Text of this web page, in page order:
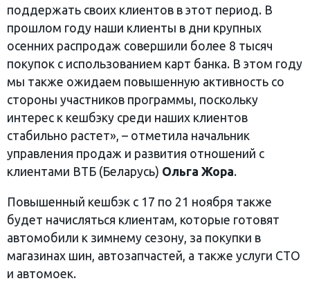
поддержать своих клиентов в этот период. В
прошлом году наши клиенты в дни крупных
осенних распродаж совершили более 8 тысяч
покупок с использованием карт банка. В этом году
мы также ожидаем повышенную активность со
стороны участников программы, поскольку
интерес к кешбэку среди наших клиентов
стабильно растет», – отметила начальник
управления продаж и развития отношений с
клиентами ВТБ (Беларусь) Ольга Жора.
Повышенный кешбэк с 17 по 21 ноября также
будет начисляться клиентам, которые готовят
автомобили к зимнему сезону, за покупки в
магазинах шин, автозапчастей, а также услуги СТО
и автомоек.